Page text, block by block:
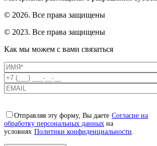
© 2026. Все права защищены
© 2023. Все права защищены
Как мы можем с вами связаться
Отправляя эту форму, Вы даете Согласие на
обработку персональных данных на
условиях Политики конфиденциальности